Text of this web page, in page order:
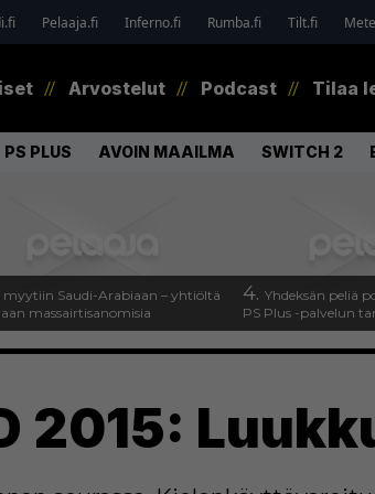
Pelaaja.fi Inferno.fi Rumba.fi Tilt.fi
Arvostelut Podcast Tilaa
PS PLUS AVOIN MAAILMA SWITCH 2
myytiin Saudi-Arabiaan – yhtiöltä
massairtisanomisia
4. Yhdeksän peliä
PS Plus -palvelun
2015: